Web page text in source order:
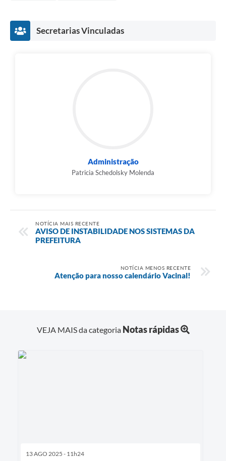
Secretarias Vinculadas
Administração
Patricia Schedolsky Molenda
NOTÍCIA MAIS RECENTE
AVISO DE INSTABILIDADE NOS SISTEMAS DA
PREFEITURA
NOTÍCIA MENOS RECENTE
Atenção para nosso calendário Vacinal!
VEJA MAIS da categoria Notas rápidas
13 AGO 2025 - 11h24